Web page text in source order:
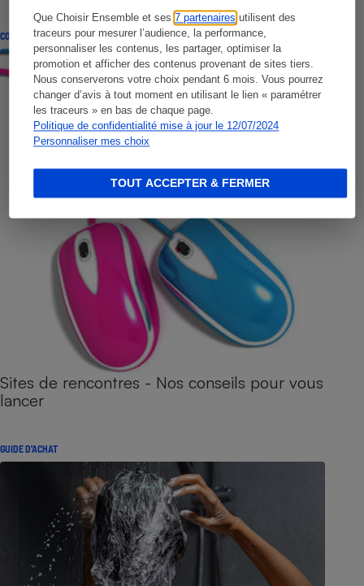
Que Choisir Ensemble et ses7 partenaires utilisent des
traceurs pour mesurer l’audience, la performance,
personnaliser les contenus, les partager, optimiser la
promotion et afficher des contenus provenant de sites tiers.
Nous conserverons votre choix pendant 6 mois. Vous pourrez
changer d’avis à tout moment en utilisant le lien « paramétrer
les traceurs » en bas de chaque page.
Politique de confidentialité mise à jour le 12/07/2024
Personnaliser mes choix
TOUT ACCEPTER & FERMER
CONSEILS
Sites de rencontres - Nos conseils pour vous
lancer
GUIDE D'ACHAT